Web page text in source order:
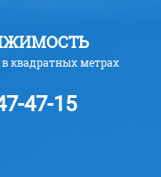
квадратных метрах
47-15